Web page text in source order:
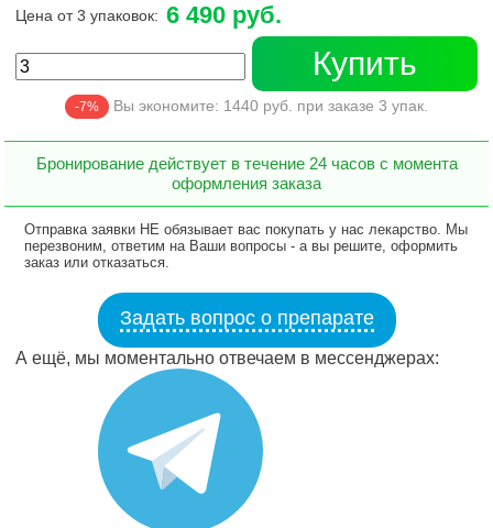
Цена от 3 упаковок: 6 490 руб.
Купить
-7% Вы экономите: 1440 руб. при заказе 3 упак.
Бронирование действует в течение 24 часов с момента
оформления заказа
Отправка заявки НЕ обязывает вас покупать у нас лекарство. Мы
перезвоним, ответим на Ваши вопросы - а вы решите, оформить
заказ или отказаться.
Задать вопрос о препарате
А ещё, мы моментально отвечаем в мессенджерах: